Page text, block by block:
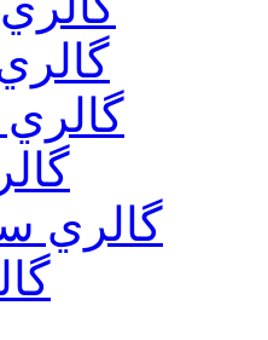
گالري
گالري